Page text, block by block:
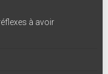
à avoir